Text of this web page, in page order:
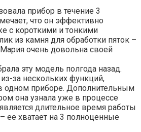
прибор в течение 3
что он эффективно
с короткими и тонкими
из камня для обработки пяток –
Мария очень довольна своей
эту модель полгода назад.
за нескольких функций,
одном приборе. Дополнительным
она узнала уже в процессе
длительное время работы
ее хватает на 3 полноценные